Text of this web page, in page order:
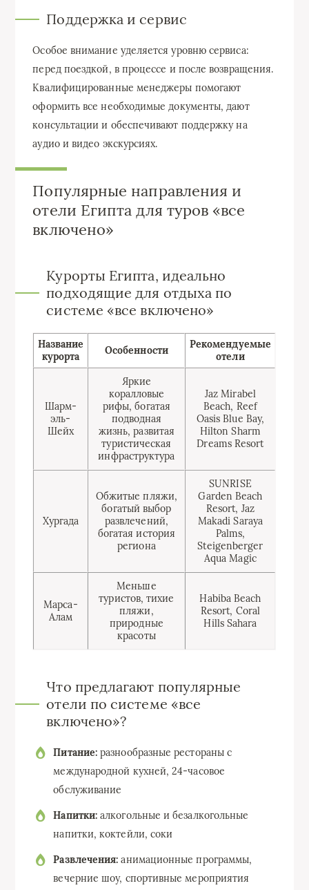
Поддержка и сервис
Особое внимание уделяется уровню сервиса:
перед поездкой, в процессе и после возвращения.
Квалифицированные менеджеры помогают
оформить все необходимые документы, дают
консультации и обеспечивают поддержку на
аудио и видео экскурсиях.
Популярные направления и
отели Египта для туров «все
включено»
Курорты Египта, идеально
подходящие для отдыха по
системе «все включено»
Название
курорта
Особенности
Рекомендуемые
отели
Шарм-
эль-
Шейх
Яркие
коралловые
рифы, богатая
подводная
жизнь, развитая
туристическая
инфраструктура
Jaz Mirabel
Beach, Reef
Oasis Blue Bay,
Hilton Sharm
Dreams Resort
Хургада
Обжитые пляжи,
богатый выбор
развлечений,
богатая история
региона
SUNRISE
Garden Beach
Resort, Jaz
Makadi Saraya
Palms,
Steigenberger
Aqua Magic
Марса-
Алам
Меньше
туристов, тихие
пляжи,
природные
красоты
Habiba Beach
Resort, Coral
Hills Sahara
Что предлагают популярные
отели по системе «все
включено»?
Питание: разнообразные рестораны с
международной кухней, 24-часовое
обслуживание
Напитки: алкогольные и безалкогольные
напитки, коктейли, соки
Развлечения: анимационные программы,
вечерние шоу, спортивные мероприятия